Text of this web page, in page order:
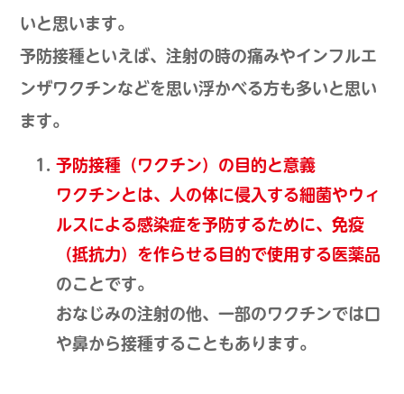
いと思います。
予防接種といえば、注射の時の痛みやインフルエ
ンザワクチンなどを思い浮かべる方も多いと思い
ます。
予防接種（ワクチン）の目的と意義
ワクチンとは、人の体に侵入する細菌やウィ
ルスによる感染症を予防するために、免疫
（抵抗力）を作らせる目的で使用する医薬品
のことです。
おなじみの注射の他、一部のワクチンでは口
や鼻から接種することもあります。